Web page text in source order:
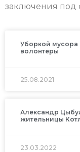
заключения под
Уборкой мусора
волонтеры
25.08.2021
Александр
жительницы
23.03.2022